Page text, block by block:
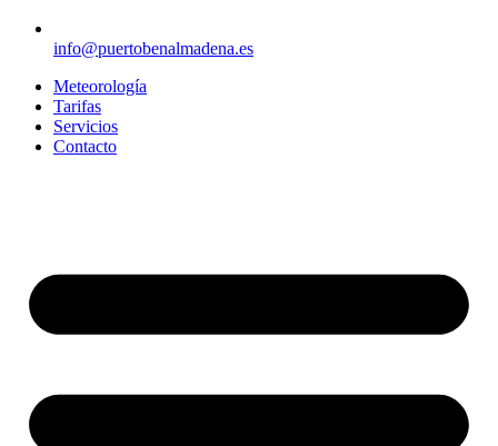
info@puertobenalmadena.es
Meteorología
Tarifas
Servicios
Contacto